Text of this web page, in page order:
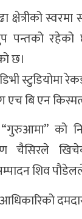
क्षेत्रीको
पन्तको
छ।
स्टुडियोमा
एच बि एन
को
चैसिरले
शिव